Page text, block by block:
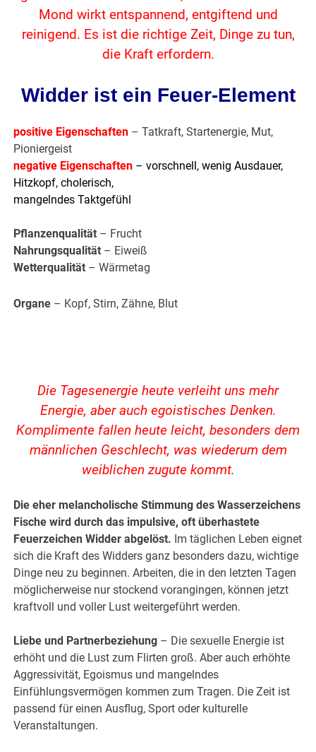
Mond wirkt entspannend, entgiftend und
reinigend. Es ist die richtige Zeit, Dinge zu tun,
die Kraft erfordern.
Widder ist ein Feuer-Element
positive Eigenschaften – Tatkraft, Startenergie, Mut,
Pioniergeist
negative Eigenschaften – vorschnell, wenig Ausdauer,
Hitzkopf, cholerisch,
mangelndes Taktgefühl
Pflanzenqualität – Frucht
Nahrungsqualität – Eiweiß
Wetterqualität – Wärmetag
Organe – Kopf, Stirn, Zähne, Blut
Die Tagesenergie heute verleiht uns mehr
Energie, aber auch egoistisches Denken.
Komplimente fallen heute leicht, besonders dem
männlichen Geschlecht, was wiederum dem
weiblichen zugute kommt.
Die eher melancholische Stimmung des Wasserzeichens
Fische wird durch das impulsive, oft überhastete
Feuerzeichen Widder abgelöst. Im täglichen Leben eignet
sich die Kraft des Widders ganz besonders dazu, wichtige
Dinge neu zu beginnen. Arbeiten, die in den letzten Tagen
möglicherweise nur stockend vorangingen, können jetzt
kraftvoll und voller Lust weitergeführt werden.
Liebe und Partnerbeziehung – Die sexuelle Energie ist
erhöht und die Lust zum Flirten groß. Aber auch erhöhte
Aggressivität, Egoismus und mangelndes
Einfühlungsvermögen kommen zum Tragen. Die Zeit ist
passend für einen Ausflug, Sport oder kulturelle
Veranstaltungen.